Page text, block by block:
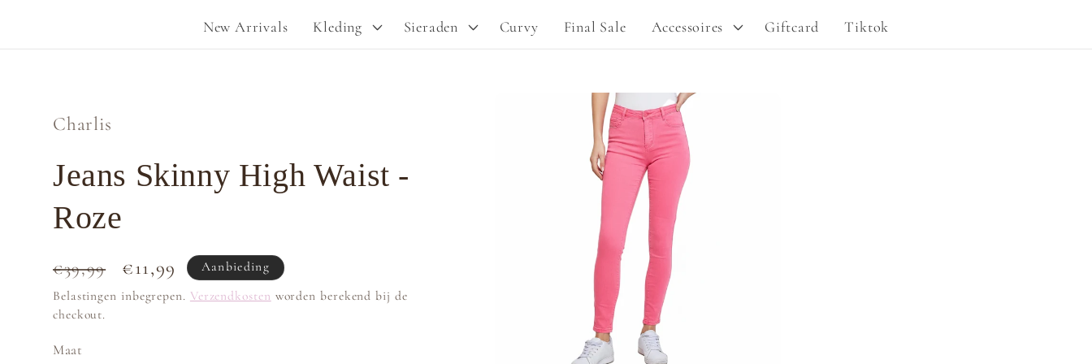
New Arrivals Kleding Sieraden Curvy Final Sale Accessoires Giftcard Tiktok
g
Ga direct naar
productinformatie
Charlis
Jeans Skinny High Waist -
Roze
Normale
prijs
€39,99 Aanbiedingsprijs
€11,99 Aanbieding
Belastingen inbegrepen. Verzendkosten worden berekend bij de
checkout.
Maat